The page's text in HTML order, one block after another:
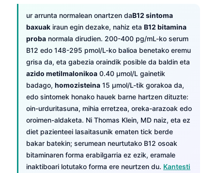
ur arrunta normalean onartzen daB12 sintoma
baxuak iraun egin dezake, nahiz eta B12 bitamina
proba normala dirudien. 200-400 pg/mL-ko serum
B12 edo 148-295 pmol/L-ko balioa benetako eremu
grisa da, eta gabezia oraindik posible da baldin eta
azido metilmalonikoa 0.40 µmol/L gainetik
badago, homozisteina 15 µmol/L-tik gorakoa da,
edo sintomek honako hauek barne hartzen dituzte:
oin-urduritasuna, mihia erretzea, oreka-arazoak edo
oroimen-aldaketa. Ni Thomas Klein, MD naiz, eta ez
diet pazienteei lasaitasunik ematen tick berde
bakar batekin; serumean neurtutako B12 osoak
bitaminaren forma erabilgarria ez ezik, eramale
inaktiboari lotutako forma ere neurtzen du. Kantesti